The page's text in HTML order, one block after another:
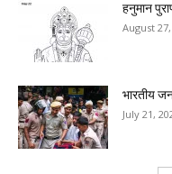
हनुमान
August
भारतीय
July 21,